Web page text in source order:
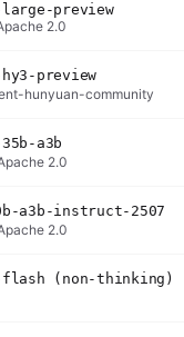
preview
2.0
hy3-preview
hunyuan-community
a3b
2.0
a3b-instruct-2507
2.0
flash (non-thinking)